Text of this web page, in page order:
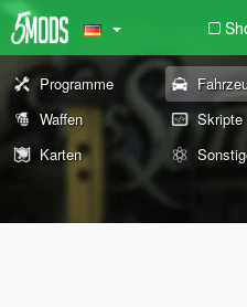
Programme
Waffen
Skripte
Karten